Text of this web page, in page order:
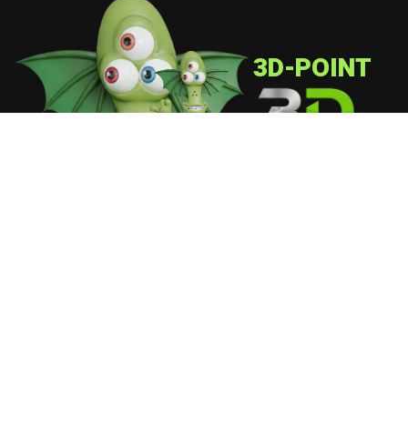
3D-POINT